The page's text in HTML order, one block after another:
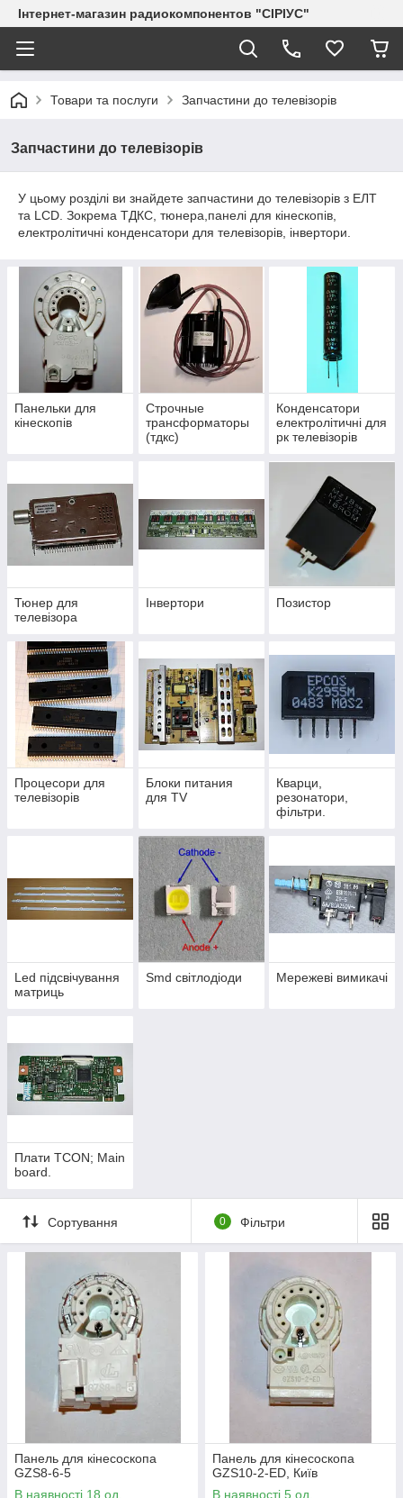
Інтернет-магазин радиокомпонентов "СІРІУС"
Товари та послуги Запчастини до телевізорів
Запчастини до телевізорів
У цьому розділі ви знайдете запчастини до телевізорів з ЕЛТ
та LCD. Зокрема ТДКС, тюнера,панелі для кінескопів,
електролітичні конденсатори для телевізорів, інвертори.
Панельки для
кінескопів
Строчные
трансформаторы
(тдкс)
Конденсатори
електролітичні для
рк телевізорів
Тюнер для
телевізора
Інвертори Позистор
Процесори для
телевізорів
Блоки питания
для TV
Кварци,
резонатори,
фільтри.
Led підсвічування
матриць
Smd світлодіоди Мережеві вимикачі
Плати TCON; Main
board.
Сортування 0 Фільтри
Панель для кінесоскопа
GZS8-6-5
В наявності 18 од.
Панель для кінесоскопа
GZS10-2-ED, Київ
В наявності 5 од.